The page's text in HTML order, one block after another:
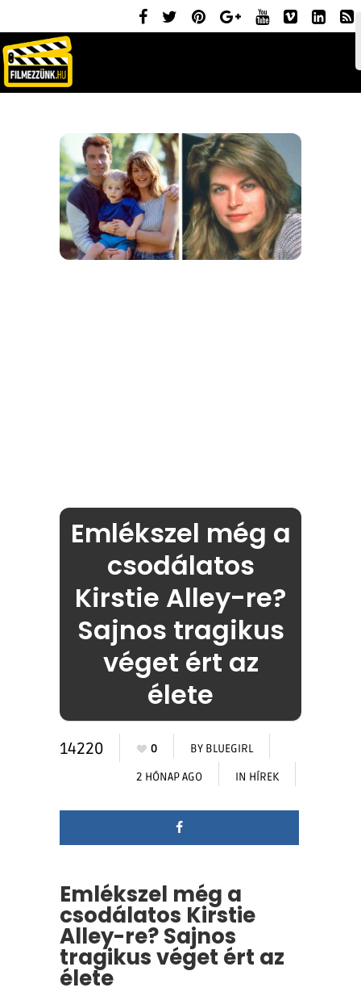
Emlékszel még a
csodálatos
Kirstie Alley-re?
Sajnos tragikus
véget ért az
élete
14220 0 BY BLUEGIRL
2 HÓNAP AGO IN HÍREK
Emlékszel még a
csodálatos Kirstie
Alley-re? Sajnos
tragikus véget ért az
élete